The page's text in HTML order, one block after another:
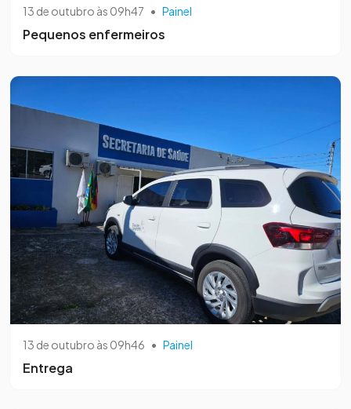
13 de outubro às 09h47 • Painel
Pequenos enfermeiros
13 de outubro às 09h46 • Painel
Entrega